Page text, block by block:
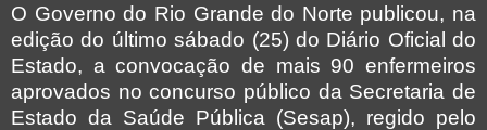
O Governo do Rio Grande do Norte publicou, na
edição do último sábado (25) do Diário Oficial do
Estado, a convocação de mais 90 enfermeiros
aprovados no concurso público da Secretaria de
Estado da Saúde Pública (Sesap), regido pelo